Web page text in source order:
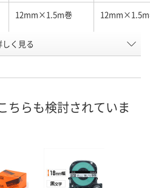
12mm×1.5m巻
白／黒文字 赤／黒文字
カゴへ
しく見る
ちらも検討されていま